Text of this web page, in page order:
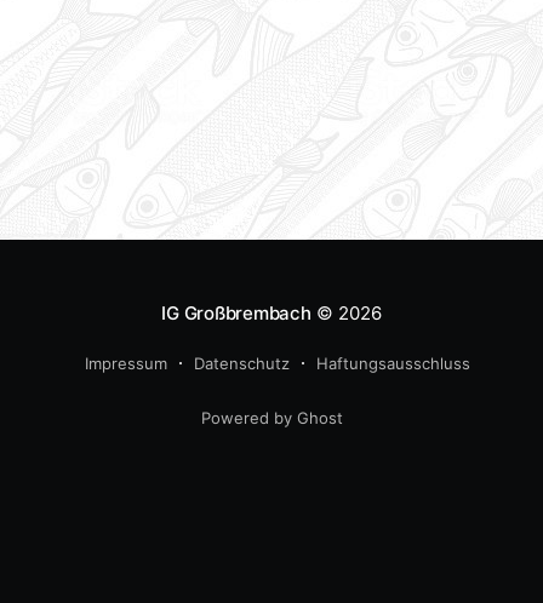
IG Großbrembach © 2026
Impressum Datenschutz Haftungsausschluss
Powered by Ghost